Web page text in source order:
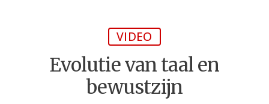
VIDEO
Evolutie van taal en
bewustzijn